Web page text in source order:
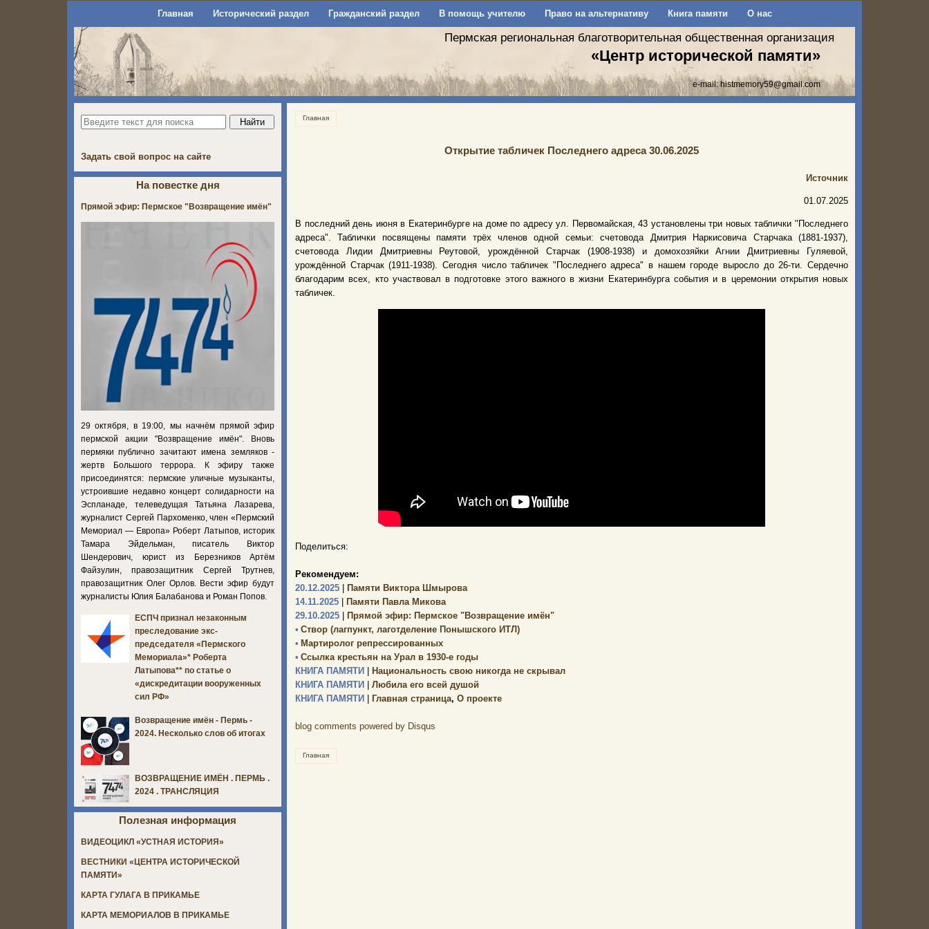
Главная Исторический раздел Гражданский раздел В помощь учителю Право на альтернативу Книга памяти О нас
Пермская региональная благотворительная общественная организация
«Центр исторической памяти»
e-mail:histmemory59@gmail.com
Главная
Открытие табличек Последнего адреса 30.06.2025
Источник
01.07.2025
В последний день июня в Екатеринбурге на доме по адресу ул. Первомайская, 43 установлены три новых таблички "Последнего
адреса". Таблички посвящены памяти трёх членов одной семьи: счетовода Дмитрия Наркисовича Старчака (1881-1937),
счетовода Лидии Дмитриевны Реутовой, урождённой Старчак (1908-1938) и домохозяйки Агнии Дмитриевны Гуляевой,
урождённой Старчак (1911-1938). Сегодня число табличек "Последнего адреса" в нашем городе выросло до 26-ти. Сердечно
благодарим всех, кто участвовал в подготовке этого важного в жизни Екатеринбурга события и в церемонии открытия новых
табличек.
Поделиться:
Рекомендуем:
20.12.2025
Памяти Виктора Шмырова
14.11.2025
Памяти Павла Микова
29.10.2025
Прямой эфир: Пермское "Возвращение имён"
• Створ (лагпункт, лаготделение Понышского ИТЛ)
• Мартиролог репрессированных
• Ссылка крестьян на Урал в 1930-е годы
КНИГА ПАМЯТИ
Национальность свою никогда не скрывал
КНИГА ПАМЯТИ
Любила его всей душой
КНИГА ПАМЯТИ
Главная страница, О проекте
blog comments powered by Disqus
Главная
Задать свой вопрос на сайте
На повестке дня
Прямой эфир: Пермское "Возвращение имён"
29 октября, в 19:00, мы начнём прямой эфир
пермской акции "Возвращение имён". Вновь
пермяки публично зачитают имена земляков -
жертв Большого террора. К эфиру также
присоединятся: пермские уличные музыканты,
устроившие недавно концерт солидарности на
Эспланаде, телеведущая Татьяна Лазарева,
журналист Сергей Пархоменко, член «Пермский
Мемориал — Европа» Роберт Латыпов, историк
Тамара Эйдельман, писатель Виктор
Шендерович, юрист из Березников Артём
Файзулин, правозащитник Сергей Трутнев,
правозащитник Олег Орлов. Вести эфир будут
журналисты Юлия Балабанова и Роман Попов.
ЕСПЧ признал незаконным
преследование экс-
председателя «Пермского
Мемориала»* Роберта
Латыпова** по статье о
«дискредитации вооруженных
сил РФ»
Возвращение имён - Пермь -
2024. Несколько слов об итогах
ВОЗВРАЩЕНИЕ ИМЁН . ПЕРМЬ .
2024 . ТРАНСЛЯЦИЯ
Полезная информация
ВИДЕОЦИКЛ «УСТНАЯ ИСТОРИЯ»
ВЕСТНИКИ «ЦЕНТРА ИСТОРИЧЕСКОЙ
ПАМЯТИ»
КАРТА ГУЛАГА В ПРИКАМЬЕ
КАРТА МЕМОРИАЛОВ В ПРИКАМЬЕ